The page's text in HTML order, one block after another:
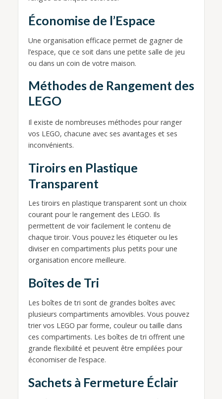
Économise de l’Espace
Une organisation efficace permet de gagner de
l’espace, que ce soit dans une petite salle de jeu
ou dans un coin de votre maison.
Méthodes de Rangement des
LEGO
Il existe de nombreuses méthodes pour ranger
vos LEGO, chacune avec ses avantages et ses
inconvénients.
Tiroirs en Plastique
Transparent
Les tiroirs en plastique transparent sont un choix
courant pour le rangement des LEGO. Ils
permettent de voir facilement le contenu de
chaque tiroir. Vous pouvez les étiqueter ou les
diviser en compartiments plus petits pour une
organisation encore meilleure.
Boîtes de Tri
Les boîtes de tri sont de grandes boîtes avec
plusieurs compartiments amovibles. Vous pouvez
trier vos LEGO par forme, couleur ou taille dans
ces compartiments. Les boîtes de tri offrent une
grande flexibilité et peuvent être empilées pour
économiser de l’espace.
Sachets à Fermeture Éclair